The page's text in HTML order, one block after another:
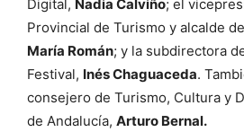
Digital, Nadia Calviño; el
Provincial de Turismo y alcalde
María Román; y la subdirectora
Festival, Inés Chaguaceda.
consejero de Turismo, Cultura y
de Andalucía, Arturo Bernal.